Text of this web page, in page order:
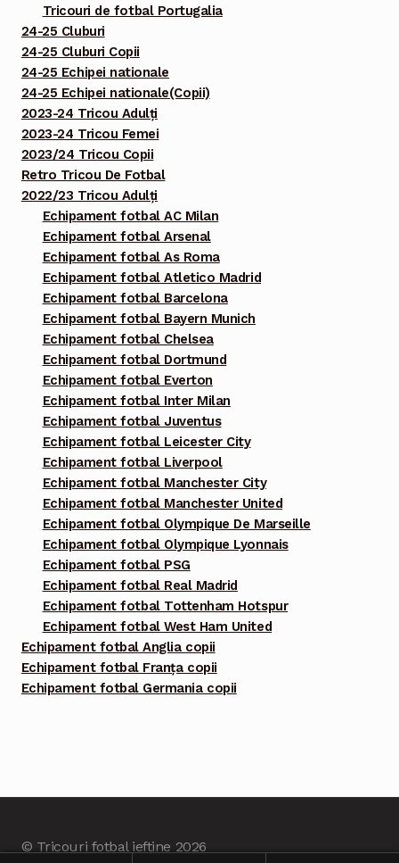
Tricouri de fotbal Portugalia
24-25 Cluburi
24-25 Cluburi Copii
24-25 Echipei nationale
24-25 Echipei nationale(Copii)
2023-24 Tricou Adulți
2023-24 Tricou Femei
2023/24 Tricou Copii
Retro Tricou De Fotbal
2022/23 Tricou Adulți
Echipament fotbal AC Milan
Echipament fotbal Arsenal
Echipament fotbal As Roma
Echipament fotbal Atletico Madrid
Echipament fotbal Barcelona
Echipament fotbal Bayern Munich
Echipament fotbal Chelsea
Echipament fotbal Dortmund
Echipament fotbal Everton
Echipament fotbal Inter Milan
Echipament fotbal Juventus
Echipament fotbal Leicester City
Echipament fotbal Liverpool
Echipament fotbal Manchester City
Echipament fotbal Manchester United
Echipament fotbal Olympique De Marseille
Echipament fotbal Olympique Lyonnais
Echipament fotbal PSG
Echipament fotbal Real Madrid
Echipament fotbal Tottenham Hotspur
Echipament fotbal West Ham United
Echipament fotbal Anglia copii
Echipament fotbal Franța copii
Echipament fotbal Germania copii
© Tricouri fotbal ieftine 2026